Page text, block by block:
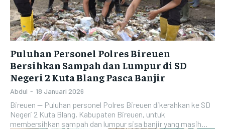
Puluhan Personel Polres Bireuen
Bersihkan Sampah dan Lumpur di SD
Negeri 2 Kuta Blang Pasca Banjir
Abdul - 18 Januari 2026
Bireuen -- Puluhan personel Polres Bireuen dikerahkan ke SD
Negeri 2 Kuta Blang, Kabupaten Bireuen, untuk
membersihkan sampah dan lumpur sisa banjir yang masih...